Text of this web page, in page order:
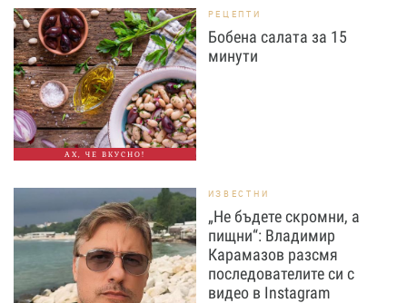
АХ, ЧЕ ВКУСНО!
РЕЦЕПТИ
Бобена салата за 15
минути
ИЗВЕСТНИ
„Не бъдете скромни, а
пищни“: Владимир
Карамазов разсмя
последователите си с
видео в Instagram